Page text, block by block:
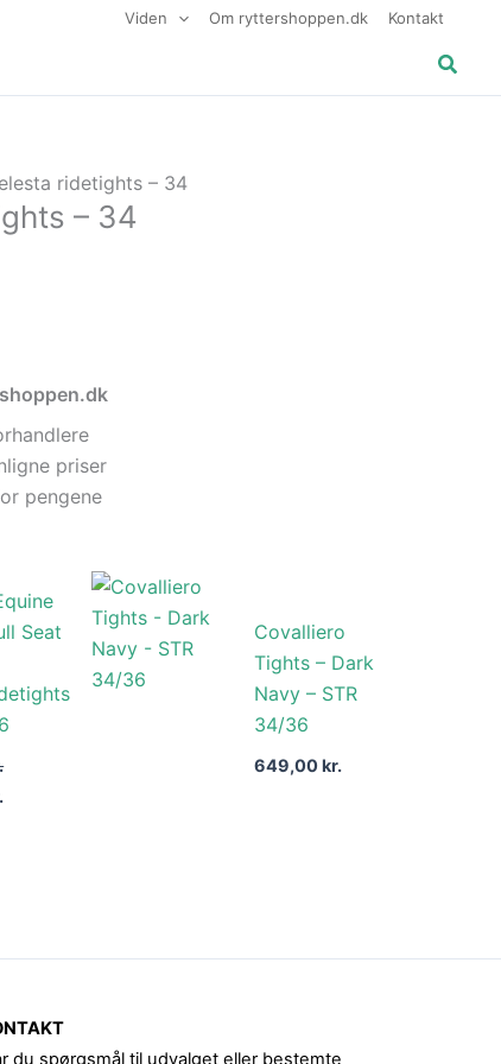
Viden Om ryttershoppen.dk Kontakt
Søg
ridetights – 34
– 34
priser
pengene
Seat
aktuelle
pris
er:
Covalliero
Tights – Dark
Navy – STR
34/36
649,00kr.